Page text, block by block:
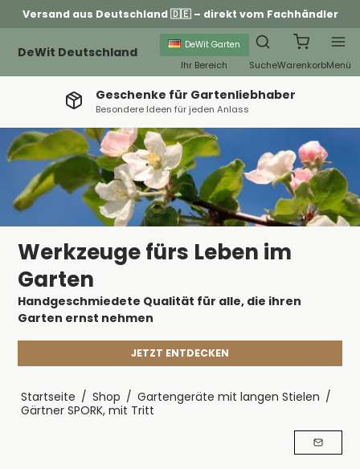
Versand aus Deutschland 🇩🇪 – direkt vom Fachhändler
DeWit Deutschland DeWit Garten
Ihr Bereich SucheWarenkorbMenü
Geschenke für Gartenliebhaber
Besondere Ideen für jeden Anlass
Werkzeuge fürs Leben im
Garten
Handgeschmiedete Qualität für alle, die ihren
Garten ernst nehmen
JETZT ENTDECKEN
Startseite / Shop / Gartengeräte mit langen Stielen /
Gärtner SPORK, mit Tritt